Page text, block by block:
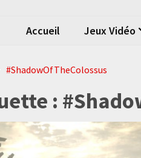
Accueil Jeux Vidéo
#ShadowOfTheColossus
: